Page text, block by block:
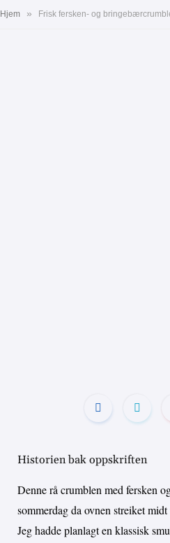
Hjem »
Historien bak oppskriften
Denne rå crumblen med fersken
sommerdag da ovnen streiket
Jeg hadde planlagt en klassisk